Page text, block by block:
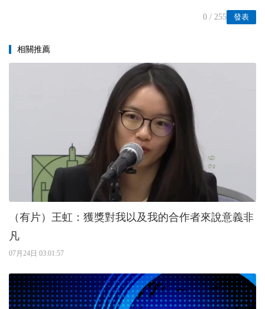
發表
0 / 255
相關推薦
（有片）王虹：獲獎對我以及我的合作者來說意義非
凡
07月24日 03:01:57